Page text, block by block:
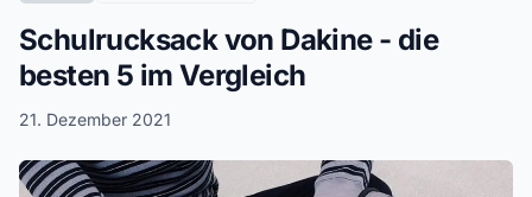
Schulrucksack von Dakine - die
besten 5 im Vergleich
21. Dezember 2021